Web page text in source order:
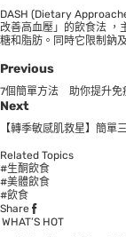
DASH (Dietary
改善高血壓」的飲食法 ，
糖和脂肪。同時它限制鈉
Previous
7個簡單方法 助你提升免
Next
【轉季敏感肌救星】簡單
Related Topics
#生酮飲食
#美體飲食
#飲食
Share
WHAT’S HOT